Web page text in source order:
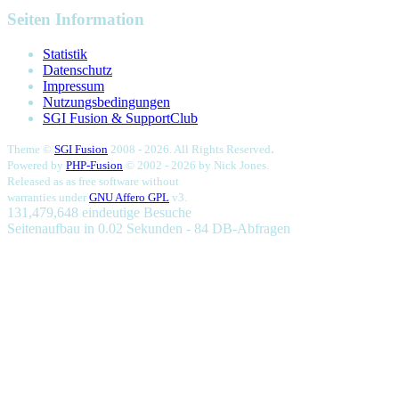
Seiten Information
Statistik
Datenschutz
Impressum
Nutzungsbedingungen
SGI Fusion & SupportClub
Theme © SGI Fusion 2008 - 2026. All Rights Reserved.
Powered by PHP-Fusion © 2002 - 2026 by Nick Jones.
Released as as free software without
warranties under GNU Affero GPL v3.
131,479,648 eindeutige Besuche
Seitenaufbau in 0.02 Sekunden - 84 DB-Abfragen